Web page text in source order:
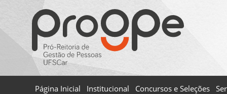
Página Inicial Institucional Concursos e Seleções